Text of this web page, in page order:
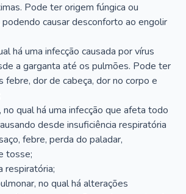
Pode ter origem fúngica ou
causar desconforto ao engolir
há uma infecção causada por vírus
a garganta até os pulmões. Pode ter
febre, dor de cabeça, dor no corpo e
qual há uma infecção que afeta todo
desde insuficiência respiratória
febre, perda do paladar,
tosse;
respiratória;
no qual há alterações